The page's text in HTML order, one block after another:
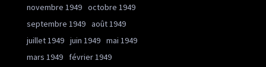
novembre 1949 octobre 1949
septembre 1949 août 1949
juillet 1949 juin 1949 mai 1949
mars 1949
février 1949